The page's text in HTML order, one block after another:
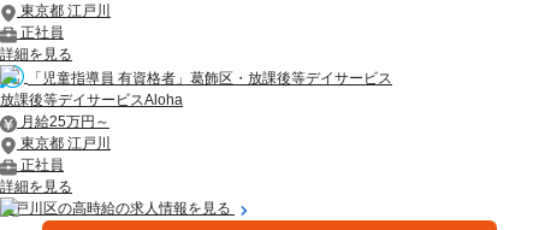
東京都 江戸川
正社員
詳細を見る
「児童指導員 有資格者」葛飾区・放課後等デイサービス
放課後等デイサービスAloha
月給25万円～
東京都 江戸川
正社員
詳細を見る
江戸川区の高時給の求人情報を見る